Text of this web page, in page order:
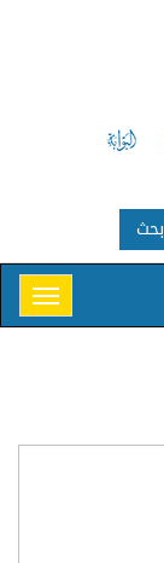
بحث